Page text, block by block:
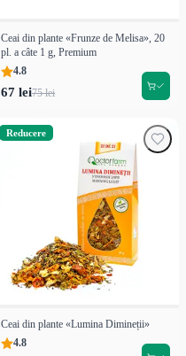
Ceai din plante «Frunze de Melisa», 20
pl. a câte 1 g, Premium
4.8
67 lei75 lei
Reducere
Ceai din plante «Lumina Dimineții»
4.8